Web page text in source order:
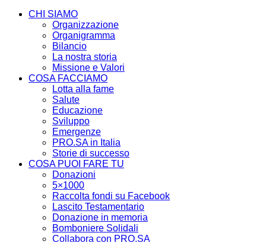
CHI SIAMO
Organizzazione
Organigramma
Bilancio
La nostra storia
Missione e Valori
COSA FACCIAMO
Lotta alla fame
Salute
Educazione
Sviluppo
Emergenze
PRO.SA in Italia
Storie di successo
COSA PUOI FARE TU
Donazioni
5×1000
Raccolta fondi su Facebook
Lascito Testamentario
Donazione in memoria
Bomboniere Solidali
Collabora con PRO.SA